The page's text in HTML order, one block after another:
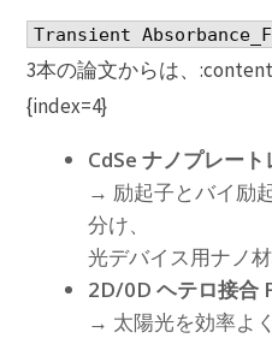
Transient
3本の論文からは、
{index=4}
CdSe ナノプレート
→ 励起子とバイ励
分け、
光デバイス用ナノ
2D/0D ヘテロ接合
→ 太陽光を効率よ